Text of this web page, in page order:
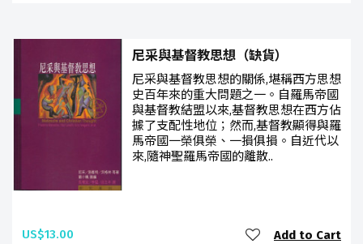
尼采與基督教思想（缺貨）
尼采與基督教思想的關係,堪稱西方思想
史百年來的重大問題之一。自羅馬帝國
與基督教結盟以來,基督教思想在西方佔
據了支配性地位；然而,基督教顯得與羅
馬帝國一榮俱榮、一損俱損。自近代以
來,隨神聖羅馬帝國的離散..
US$13.00 Add to Cart